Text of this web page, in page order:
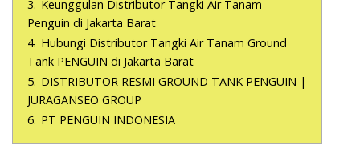
3. Keunggulan Distributor Tangki Air Tanam
Penguin di Jakarta Barat
4. Hubungi Distributor Tangki Air Tanam Ground
Tank PENGUIN di Jakarta Barat
5. DISTRIBUTOR RESMI GROUND TANK PENGUIN |
JURAGANSEO GROUP
6. PT PENGUIN INDONESIA